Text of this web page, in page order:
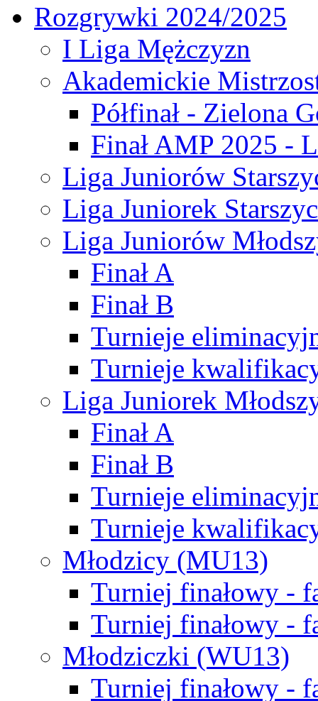
Rozgrywki 2024/2025
I Liga Mężczyzn
Akademickie
Półfinał - Zielona
Finał AMP 2025 -
Liga Juniorów
Liga Juniorek
Liga Juniorów
Finał A
Finał B
Turnieje
Turnieje
Liga Juniorek
Finał A
Finał B
Turnieje
Turnieje
Młodzicy (MU13)
Turniej finałowy -
Turniej finałowy -
Młodziczki (WU13)
Turniej finałowy -